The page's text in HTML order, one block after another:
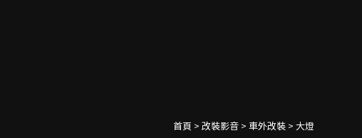
首頁 > 改裝影音> 車外改裝> 大燈